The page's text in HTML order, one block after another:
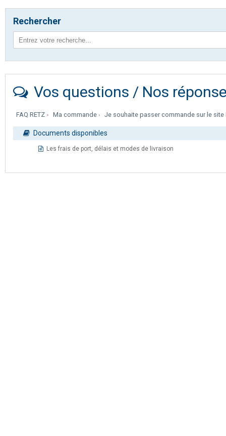
Rechercher
Vos questions / Nos
FAQ RETZ Ma commande Je souhaite passer commande sur le
Documents disponibles
Les frais de port, délais et modes de livraison